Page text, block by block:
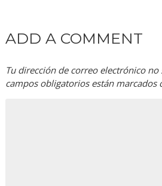
ADD A COMMENT
Tu dirección de correo electrónico no
campos obligatorios están marcados